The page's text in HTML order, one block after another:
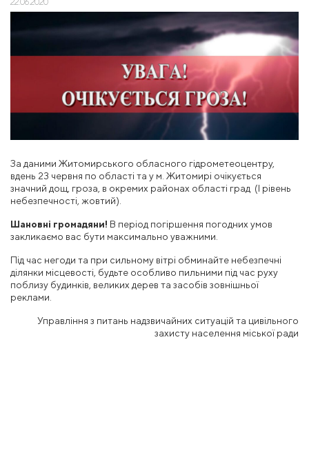
За даними Житомирського обласного гідрометеоцентру,
вдень 23 червня по області та у м. Житомирі очікується
значний дощ, гроза, в окремих районах області град (І рівень
небезпечності, жовтий).
Шановні громадяни! В період погіршення погодних умов
закликаємо вас бути максимально уважними.
Під час негоди та при сильному вітрі обминайте небезпечні
ділянки місцевості, будьте особливо пильними під час руху
поблизу будинків, великих дерев та засобів зовнішньої
реклами.
Управління з питань надзвичайних ситуацій та цивільного
захисту населення міської ради